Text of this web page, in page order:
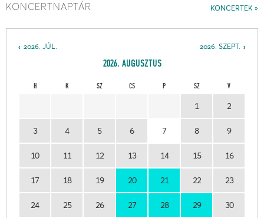
KONCERTEK
KONCERTNAPTÁR
2026. SZEPT.
2026. JÚL.
2026. AUGUSZTUS
H K SZ CS P SZ V
1 2
3 4 5 6 7 8 9
10 11 12 13 14 15 16
17 18 19 20 21 22 23
24 25 26 27 28 29 30